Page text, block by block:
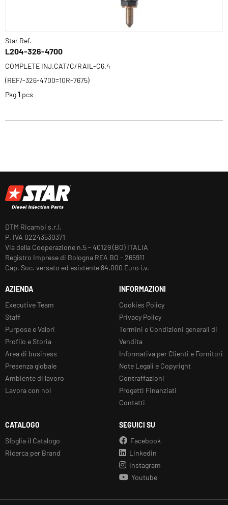
Star Ref.
L204-326-4700
COMPLETE INJ.CAT/C/RAIL-C6.4
(REF/-326-4700=10R-7675)
Pkg1 pcs
DTM Ricambi s.r.l.
P. IVA 02243530371
Via della Cooperazione n.5 - 40129 (BO) ITALIA
Registro Imprese di Bologna REA BO - 265911
Cap. Soc. versato ed esistente 84.000 Euro i.v.
AZIENDA
Executive Team
Staff
Purpose e Valori
Profilo e Storia
Area di business
Presenza globale
Ambiente di lavoro
Lavora con noi
INFORMAZIONI
Cookies Policy
Privacy Policy
Termini e Condizioni generali di
Vendita
Informativa per Clienti e Fornitori
Note Legali e Copyright
Contraffazioni
Progetti Finanziati
Contatti
CATALOGO
Sfoglia il Catalogo
Ricerca per Brand
SEGUICI SU
Facebook
Linkedin
Instagram
Youtube